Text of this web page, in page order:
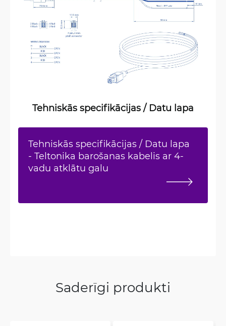
Tehniskās specifikācijas / Datu lapa
Tehniskās specifikācijas / Datu lapa
- Teltonika barošanas kabelis ar 4-
vadu atklātu galu
Saderīgi produkti